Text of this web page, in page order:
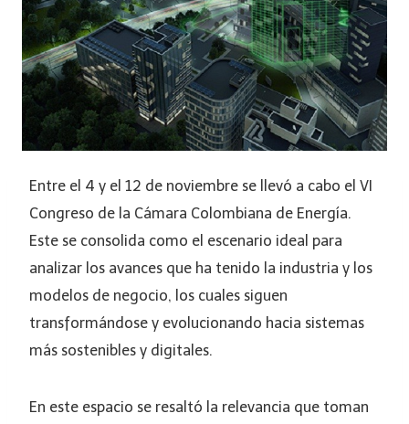
Entre el 4 y el 12 de noviembre se llevó a cabo el VI
Congreso de la Cámara Colombiana de Energía.
Este se consolida como el escenario ideal para
analizar los avances que ha tenido la industria y los
modelos de negocio, los cuales siguen
transformándose y evolucionando hacia sistemas
más sostenibles y digitales.
En este espacio se resaltó la relevancia que toman